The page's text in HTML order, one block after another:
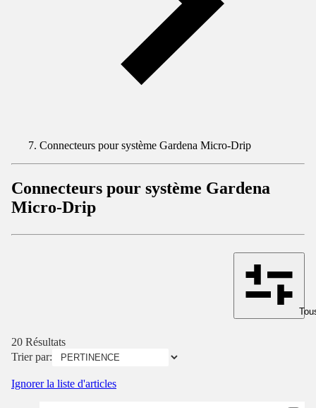
Connecteurs pour système Gardena Micro-Drip
Connecteurs pour système Gardena
Micro-Drip
20 Résultats
Trier par:
Ignorer la liste d'articles